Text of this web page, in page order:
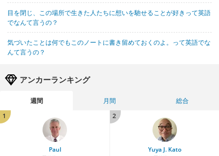
目を閉じ、この場所で生きた人たちに想いを馳せることが好きって英語
でなんて言うの？
気づいたことは何でもこのノートに書き留めておくのよ。って英語でな
んて言うの？
アンカーランキング
週間 月間
総合
1
Paul
2
Yuya J. Kato